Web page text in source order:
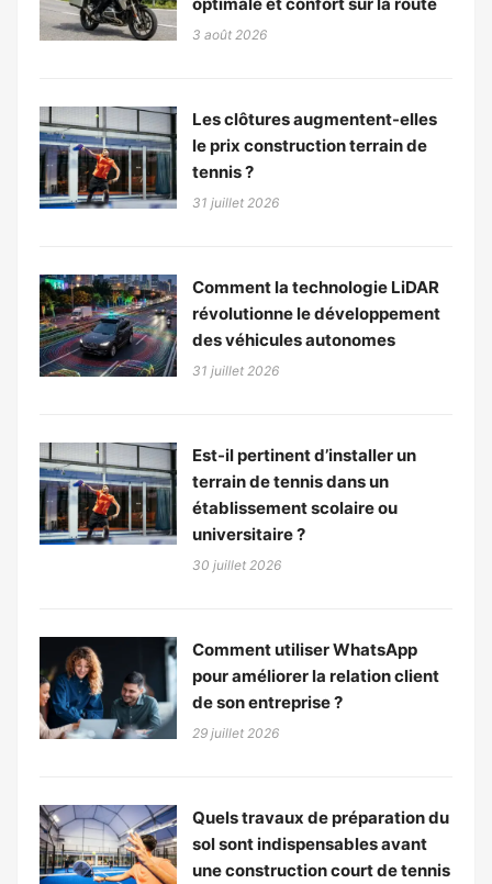
3 août 2026
Les clôtures augmentent-elles
le prix construction terrain de
tennis ?
31 juillet 2026
Comment la technologie LiDAR
révolutionne le développement
des véhicules autonomes
31 juillet 2026
Est-il pertinent d’installer un
terrain de tennis dans un
établissement scolaire ou
universitaire ?
30 juillet 2026
Comment utiliser WhatsApp
pour améliorer la relation client
de son entreprise ?
29 juillet 2026
Quels travaux de préparation du
sol sont indispensables avant
une construction court de tennis